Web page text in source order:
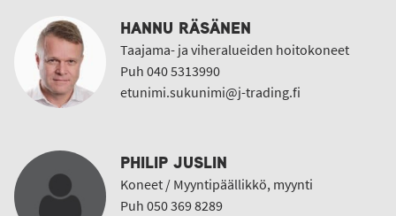
HANNU RÄSÄNEN
Taajama- ja viheralueiden hoitokoneet
Puh 040 5313990
etunimi.sukunimi@j-trading.fi
PHILIP JUSLIN
Koneet / Myyntipäällikkö, myynti
Puh 050 369 8289